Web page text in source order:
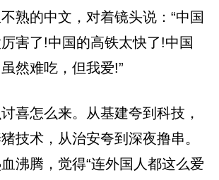
熟的中文，对着镜头说：“中国
害了!中国的高铁太快了!中国
然难吃，但我爱!”
喜怎么来。从基建夸到科技，
技术，从治安夸到深夜撸串。
沸腾，觉得“连外国人都这么爱